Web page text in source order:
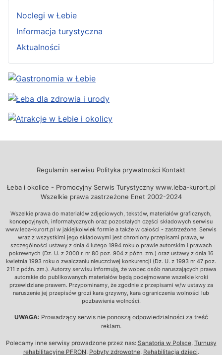
Noclegi w Łebie
Informacja turystyczna
Aktualności
Regulamin serwisu Polityka prywatności Kontakt
Łeba i okolice - Promocyjny Serwis Turystyczny www.leba-kurort.pl
Wszelkie prawa zastrzeżone Enet 2002-2024
Wszelkie prawa do materiałów zdjęciowych, tekstów, materiałów graficznych,
koncepcyjnych, informatycznych oraz pozostałych części składowych serwisu
www.leba-kurort.pl w jakiejkolwiek formie a także w całości - zastrzeżone. Serwis
wraz z wszystkimi jego składowymi jest chroniony przepisami prawa, w
szczególności ustawy z dnia 4 lutego 1994 roku o prawie autorskim i prawach
pokrewnych (Dz. U. z 2000 r. nr 80 poz. 904 z późn. zm.) oraz ustawy z dnia 16
kwietnia 1993 roku o zwalczaniu nieuczciwej konkurencji (Dz. U. z 1993 nr 47 poz.
211 z późn. zm.). Autorzy serwisu informują, że wobec osób naruszających prawa
autorskie do publikowanych materiałów będą podejmowane wszelkie kroki
przewidziane prawem. Przypominamy, że zgodnie z przepisami w/w ustawy za
naruszenie jej przepisów grozi kara grzywny, kara ograniczenia wolności lub
pozbawienia wolności.
UWAGA: Prowadzący serwis nie ponoszą odpowiedzialności za treść
reklam.
Polecamy inne serwisy prowadzone przez nas: Sanatoria w Polsce, Turnusy
rehabilitacyjne PFRON, Pobyty zdrowotne, Rehabilitacja dzieci.